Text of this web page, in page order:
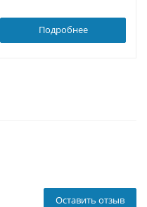
Подробнее
Оставить отзыв